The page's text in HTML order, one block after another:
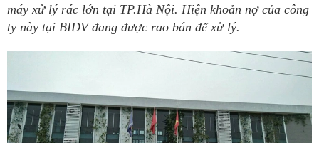
máy xử lý rác lớn tại TP.Hà Nội. Hiện khoản nợ của công
ty này tại BIDV đang được rao bán để xử lý.